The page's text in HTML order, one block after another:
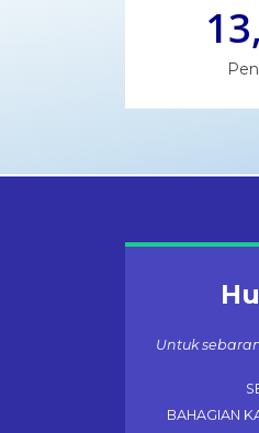
Untuk
BAHAGIAN